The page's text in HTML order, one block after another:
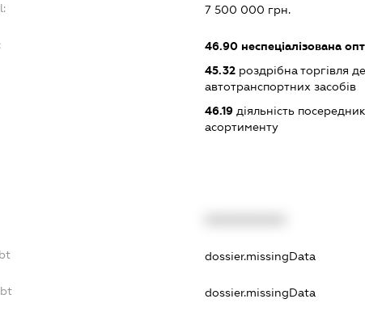
7 500 000 грн.
46.90неспеціалізована
45.32роздрібна торгівля
автотранспортних засобів
46.19діяльність
асортименту
dossier.missingData
dossier.missingData